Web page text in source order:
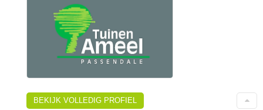
BEKIJK VOLLEDIG PROFIEL